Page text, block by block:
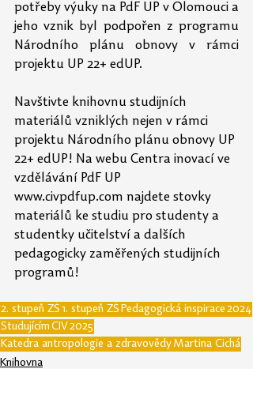
potřeby výuky na PdF UP v Olomouci a
jeho vznik byl podpořen z programu
Národního plánu obnovy v rámci
projektu UP 22+ edUP.
Navštivte knihovnu studijních
materiálů vzniklých nejen v rámci
projektu Národního plánu obnovy UP
22+ edUP! Na webu Centra inovací ve
vzdělávání PdF UP
www.civpdfup.com najdete stovky
materiálů ke studiu pro studenty a
studentky učitelství a dalších
pedagogicky zaměřených studijních
programů!
2. stupeň ZŠ 1. stupeň ZŠ Pedagogická inspirace 2024
Studujícím CIV 2025
Katedra antropologie a zdravovědy Martina Cichá
Knihovna